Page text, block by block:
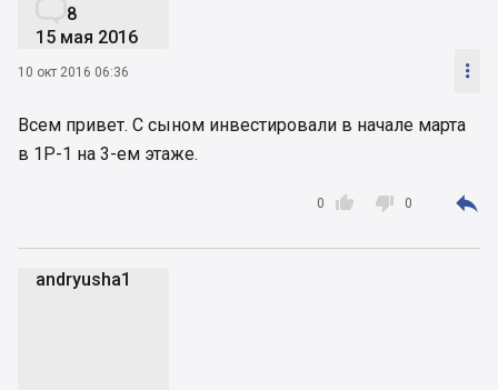
8
15 мая 2016
10 окт 2016 06:36 
Всем привет. С сыном инвестировали в начале марта
в 1Р-1 на 3-ем этаже.

0  0 
andryusha1